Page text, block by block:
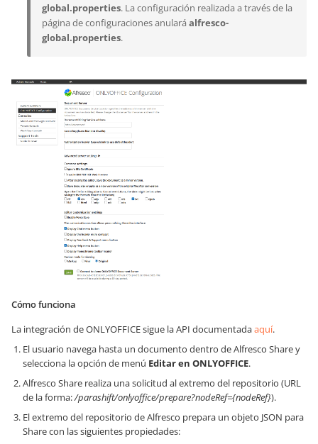
global.properties. La configuración realizada a través de la
página de configuraciones anulará alfresco-
global.properties.
Cómo funciona
La integración de ONLYOFFICE sigue la API documentadaaquí.
El usuario navega hasta un documento dentro de Alfresco Share y
selecciona la opción de menú Editar en ONLYOFFICE.
Alfresco Share realiza una solicitud al extremo del repositorio (URL
de la forma:/parashift/onlyoffice/prepare?nodeRef={nodeRef}).
El extremo del repositorio de Alfresco prepara un objeto JSON para
Share con las siguientes propiedades: